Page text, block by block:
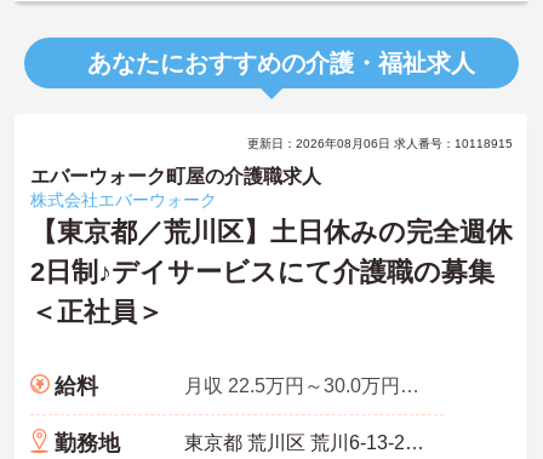
あなたにおすすめの介護・福祉求人
更新日：2026年08月06日 求人番号：10118915
エバーウォーク町屋の介護職求人
株式会社エバーウォーク
【東京都／荒川区】土日休みの完全週休
2日制♪デイサービスにて介護職の募集
＜正社員＞
給料 月収 22.5万円～30.0万円程度※諸手当込
勤務地 東京都 荒川区 荒川6-13-2 小林ビル1F